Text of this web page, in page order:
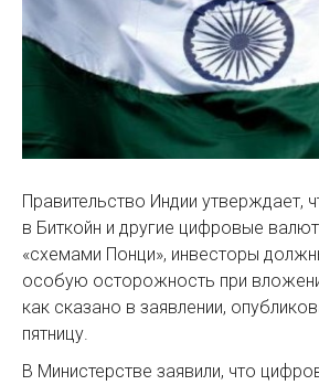
Правительство Индии утверждает,
в Биткойн и другие цифровые
«схемами Понци», инвесторы
особую осторожность при
как сказано в заявлении,
пятницу.
В Министерстве заявили, что